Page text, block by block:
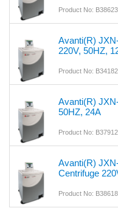
Product No: B38623
Avanti(R)
220V, 50HZ,
Product No: B34182
Avanti(R)
50HZ, 24A
Product No: B37912
Avanti(R)
Centrifuge
Product No: B38618